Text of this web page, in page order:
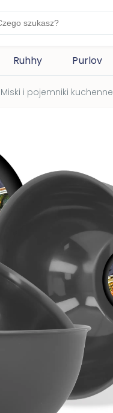
Ruhhy Purlov
Miski i pojemniki kuchenne